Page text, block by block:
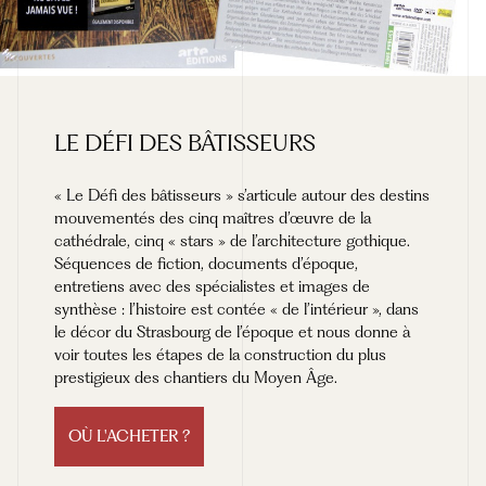
LE DÉFI DES BÂTISSEURS
« Le Défi des bâtisseurs » s’articule autour des destins
mouvementés des cinq maîtres d’œuvre de la
cathédrale, cinq « stars » de l’architecture gothique.
Séquences de fiction, documents d’époque,
entretiens avec des spécialistes et images de
synthèse : l’histoire est contée « de l’intérieur », dans
le décor du Strasbourg de l’époque et nous donne à
voir toutes les étapes de la construction du plus
prestigieux des chantiers du Moyen Âge.
OÙ L'ACHETER ?